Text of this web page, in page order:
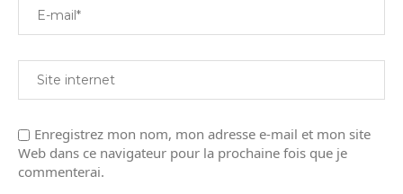
Enregistrez mon nom, mon adresse e-mail et mon site
Web dans ce navigateur pour la prochaine fois que je
commenterai.